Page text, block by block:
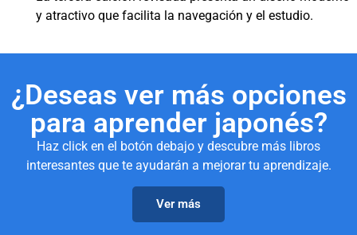
y atractivo que facilita la navegación y el estudio.
¿Deseas ver más opciones
para aprender japonés?
Haz click en el botón debajo y descubre más libros
interesantes que te ayudarán a mejorar tu aprendizaje.
Ver más